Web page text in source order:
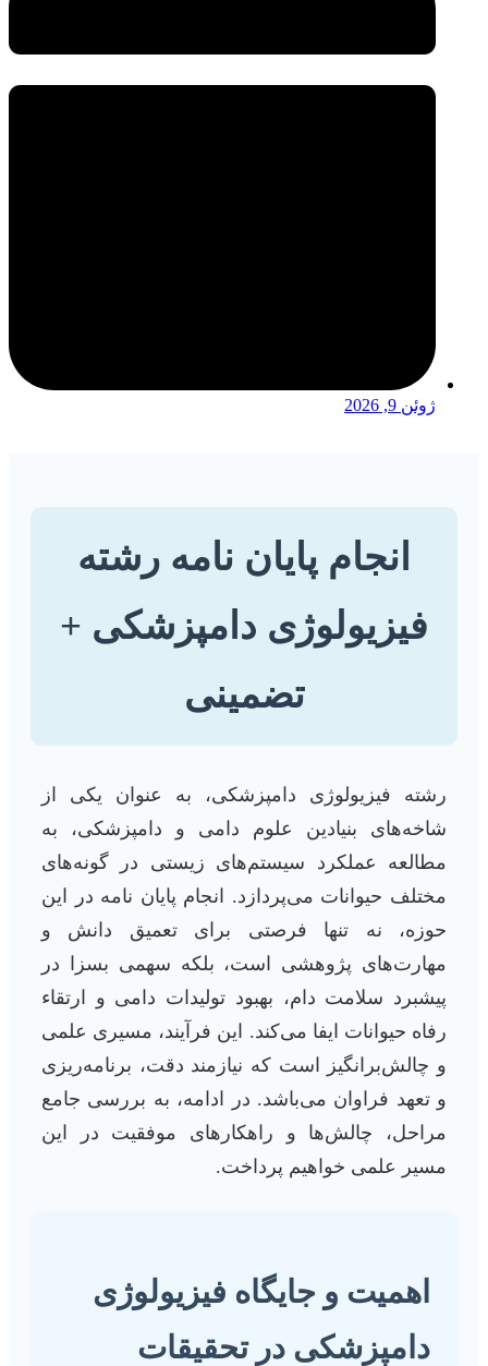
ژوئن 9, 2026
انجام پایان نامه رشته
فیزیولوژی دامپزشکی +
تضمینی
رشته فیزیولوژی دامپزشکی، به عنوان یکی از
شاخه‌های بنیادین علوم دامی و دامپزشکی، به
مطالعه عملکرد سیستم‌های زیستی در گونه‌های
مختلف حیوانات می‌پردازد. انجام پایان نامه در این
حوزه، نه تنها فرصتی برای تعمیق دانش و
مهارت‌های پژوهشی است، بلکه سهمی بسزا در
پیشبرد سلامت دام، بهبود تولیدات دامی و ارتقاء
رفاه حیوانات ایفا می‌کند. این فرآیند، مسیری علمی
و چالش‌برانگیز است که نیازمند دقت، برنامه‌ریزی
و تعهد فراوان می‌باشد. در ادامه، به بررسی جامع
مراحل، چالش‌ها و راهکارهای موفقیت در این
مسیر علمی خواهیم پرداخت.
اهمیت و جایگاه فیزیولوژی
دامپزشکی در تحقیقات